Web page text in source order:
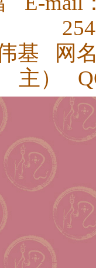
基 网
主）